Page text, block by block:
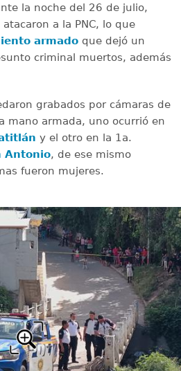
la noche del 26 de julio,
a la PNC, lo que
armadoque dejó un
criminal muertos, además
grabados por cámaras de
mano armada, uno ocurrió en
y el otro en la 1a.
Antonio, de ese mismo
fueron mujeres.